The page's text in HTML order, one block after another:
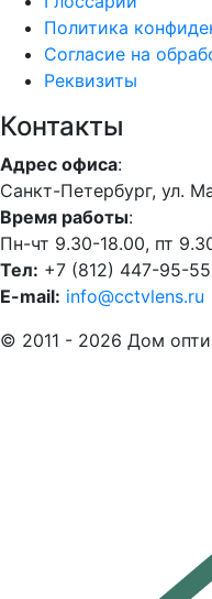
Политика
Согласие на
Реквизиты
Контакты
Адрес офиса:
Санкт-Петербург, ул.
Время работы:
Пн-чт 9.30-18.00, пт
Тел: +7 (812) 447-95-55
E-mail: info@cctvlens.ru
© 2011 - 2026 Дом